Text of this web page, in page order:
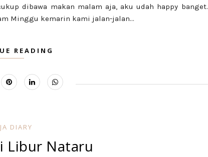
dibawa makan malam aja, aku udah happy banget.
Minggu kemarin kami jalan-jalan...
READING
DIARY
Libur Nataru